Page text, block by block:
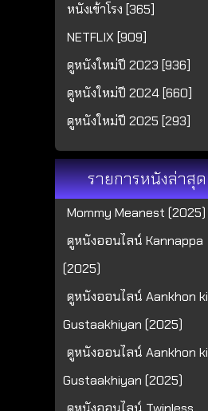
หนังเข้าโรง [365]
NETFLIX [909]
ดูหนังใหม่ปี 2023 [936]
ดูหนังใหม่ปี 2024 [660]
ดูหนังใหม่ปี 2025 [293]
รายการหนังล่าสุด
Mommy Meanest (2025)
ดูหนังออนไลน์ Kannappa
(2025)
ดูหนังออนไลน์ Aankhon ki
Gustaakhiyan (2025)
ดูหนังออนไลน์ Aankhon ki
Gustaakhiyan (2025)